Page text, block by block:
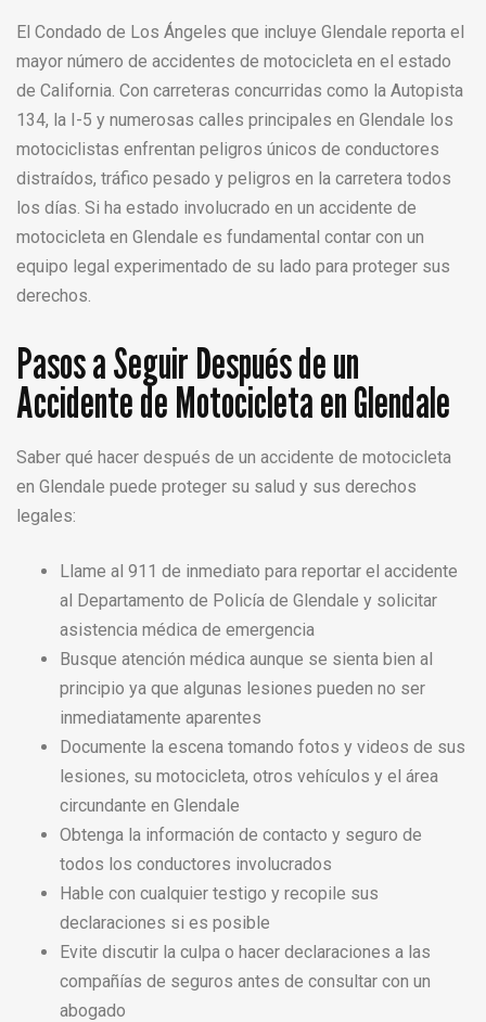
El Condado de Los Ángeles que incluye Glendale reporta el
mayor número de accidentes de motocicleta en el estado
de California. Con carreteras concurridas como la Autopista
134, la I-5 y numerosas calles principales en Glendale los
motociclistas enfrentan peligros únicos de conductores
distraídos, tráfico pesado y peligros en la carretera todos
los días. Si ha estado involucrado en un accidente de
motocicleta en Glendale es fundamental contar con un
equipo legal experimentado de su lado para proteger sus
derechos.
Pasos a Seguir Después de un
Accidente de Motocicleta en Glendale
Saber qué hacer después de un accidente de motocicleta
en Glendale puede proteger su salud y sus derechos
legales:
Llame al 911 de inmediato para reportar el accidente
al Departamento de Policía de Glendale y solicitar
asistencia médica de emergencia
Busque atención médica aunque se sienta bien al
principio ya que algunas lesiones pueden no ser
inmediatamente aparentes
Documente la escena tomando fotos y videos de sus
lesiones, su motocicleta, otros vehículos y el área
circundante en Glendale
Obtenga la información de contacto y seguro de
todos los conductores involucrados
Hable con cualquier testigo y recopile sus
declaraciones si es posible
Evite discutir la culpa o hacer declaraciones a las
compañías de seguros antes de consultar con un
abogado